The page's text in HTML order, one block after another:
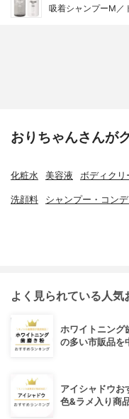
吸着シャンプーM／
おりちゃんさんが
化粧水 美容液 ボディクリ
洗顔料 シャンプー・コン
よく見られている人気
ホワイトニング
の多い市販品を
アイシャドウお
色&ラメ入り商